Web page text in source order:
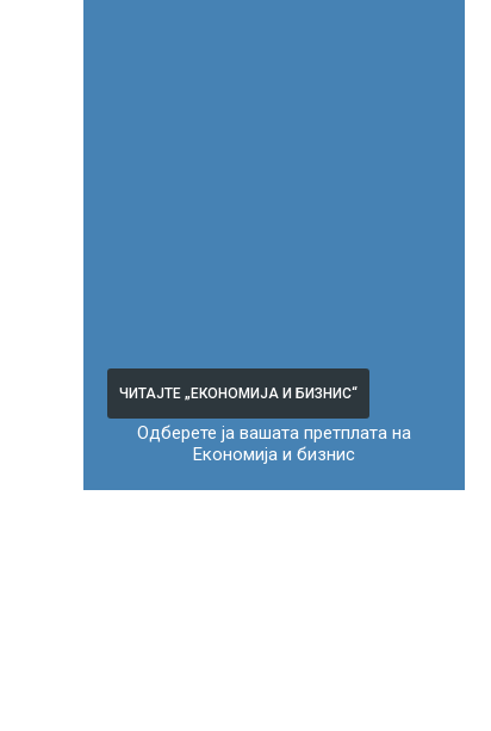
ЧИТАЈТЕ „ЕКОНОМИЈА И БИЗНИС“
Одберете ја вашата претплата на
Економија и бизнис